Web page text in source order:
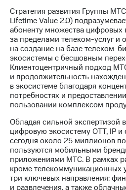
Описание
Программа
приобретения
Порядок
выкупа
акций
Дивиденды
Рынок
облигаций
Еврооблигации-2023
Уведомление
о
погашении
именных
облигаций
Другое
Стратегия развития Группы
Lifetime Value 2.0)
абоненту множества цифровых
за пределами телеком-услуги
на создание на базетелеком-
экосистемы с бесшовным
Клиентоцентричный подход
и продолжительность
в экосистеме благодаря
потребностях и
пользовании комплексом
Обладая сильной экспертизой
цифровую экосистему OTT, IP
сегодня около 25 миллионов
пользуются мобильными
приложениями МТС. В рамках
кроме телекоммуникационных
три ключевых направления:
и развлечения, а также